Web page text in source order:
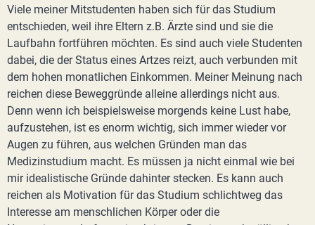
Viele meiner Mitstudenten haben sich für das Studium
entschieden, weil ihre Eltern z.B. Ärzte sind und sie die
Laufbahn fortführen möchten. Es sind auch viele Studenten
dabei, die der Status eines Artzes reizt, auch verbunden mit
dem hohen monatlichen Einkommen. Meiner Meinung nach
reichen diese Beweggründe alleine allerdings nicht aus.
Denn wenn ich beispielsweise morgends keine Lust habe,
aufzustehen, ist es enorm wichtig, sich immer wieder vor
Augen zu führen, aus welchen Gründen man das
Medizinstudium macht. Es müssen ja nicht einmal wie bei
mir idealistische Gründe dahinter stecken. Es kann auch
reichen als Motivation für das Studium schlichtweg das
Interesse am menschlichen Körper oder die